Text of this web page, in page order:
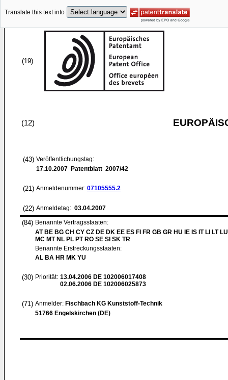
Translate this text into
(19)
(12)
(43) Veröffentlichungstag:
17.10.2007 Patentblatt 2007/42
(21) Anmeldenummer: 07105555.2
(22) Anmeldetag: 03.04.2007
(84) Benannte Vertragsstaaten:
AT BE BG CH CY CZ DE DK EE ES FI FR GB GR HU IE IS IT LI LT
MC MT NL PL PT RO SE SI SK TR
Benannte Erstreckungsstaaten:
AL BA HR MK YU
(30) Priorität: 13.04.2006 DE 102006017408
02.06.2006 DE 102006025873
(71) Anmelder: Fischbach KG Kunststoff-Technik
51766 Engelskirchen (DE)